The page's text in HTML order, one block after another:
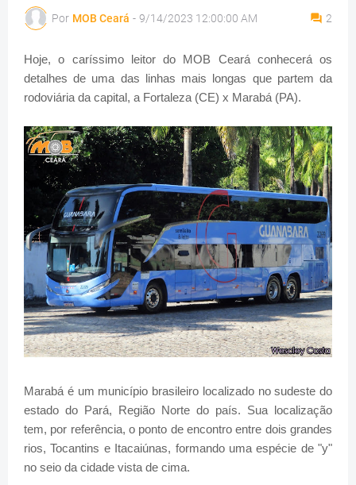
Por MOB Ceará - 9/14/2023 12:00:00 AM 2
Hoje, o caríssimo leitor do MOB Ceará conhecerá os
detalhes de uma das linhas mais longas que partem da
rodoviária da capital, a Fortaleza (CE) x Marabá (PA).
Marabá é um município brasileiro localizado no sudeste do
estado do Pará, Região Norte do país. Sua localização
tem, por referência, o ponto de encontro entre dois grandes
rios, Tocantins e Itacaiúnas, formando uma espécie de "y"
no seio da cidade vista de cima.